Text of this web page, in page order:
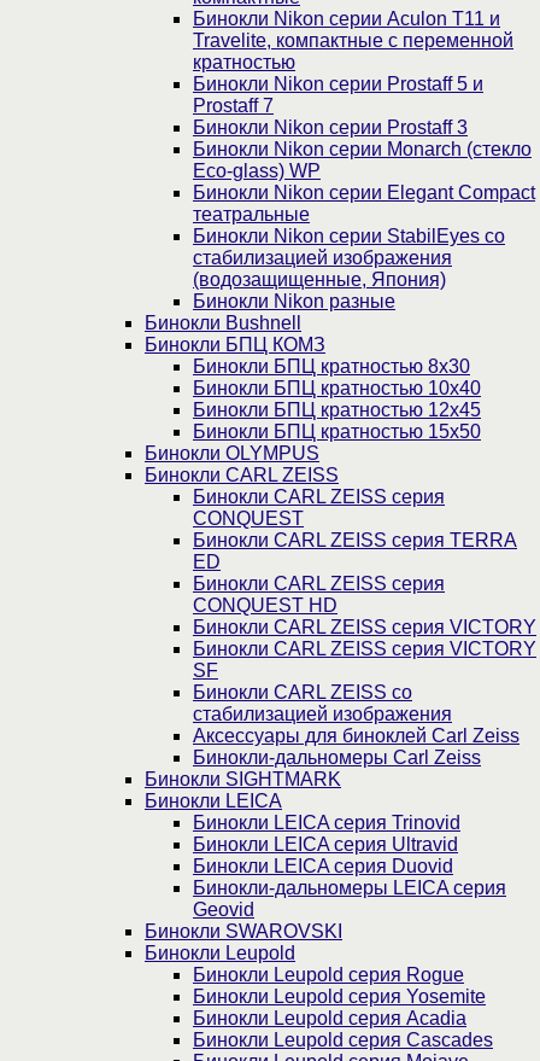
Бинокли Nikon серии Aculon T11 и
Travelite, компактные с переменной
кратностью
Бинокли Nikon серии Prostaff 5 и
Prostaff 7
Бинокли Nikon серии Prostaff 3
Бинокли Nikon серии Monarch (стекло
Eco-glass) WP
Бинокли Nikon серии Elegant Compact
театральные
Бинокли Nikon серии StabilEyes со
стабилизацией изображения
(водозащищенные, Япония)
Бинокли Nikon разные
Бинокли Bushnell
Бинокли БПЦ КОМЗ
Бинокли БПЦ кратностью 8х30
Бинокли БПЦ кратностью 10х40
Бинокли БПЦ кратностью 12х45
Бинокли БПЦ кратностью 15х50
Бинокли OLYMPUS
Бинокли CARL ZEISS
Бинокли CARL ZEISS серия
CONQUEST
Бинокли CARL ZEISS серия TERRA
ED
Бинокли CARL ZEISS серия
CONQUEST HD
Бинокли CARL ZEISS серия VICTORY
Бинокли CARL ZEISS серия VICTORY
SF
Бинокли CARL ZEISS со
стабилизацией изображения
Аксессуары для биноклей Carl Zeiss
Бинокли-дальномеры Carl Zeiss
Бинокли SIGHTMARK
Бинокли LEICA
Бинокли LEICA серия Trinovid
Бинокли LEICA серия Ultravid
Бинокли LEICA серия Duovid
Бинокли-дальномеры LEICA серия
Geovid
Бинокли SWAROVSKI
Бинокли Leupold
Бинокли Leupold серия Rogue
Бинокли Leupold серия Yosemite
Бинокли Leupold серия Acadia
Бинокли Leupold серия Cascades